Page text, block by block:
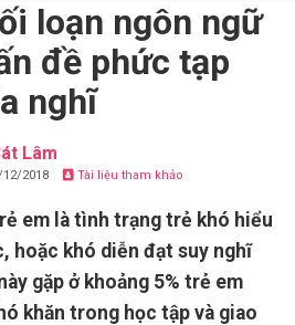
loạn ngôn ngữ
đề phức tạp
nghĩ
Lâm
2018 Tài liệu tham khảo
em là tình trạng trẻ khó hiểu
hoặc khó diễn đạt suy nghĩ
gặp ở khoảng 5% trẻ em
khăn trong học tập và giao